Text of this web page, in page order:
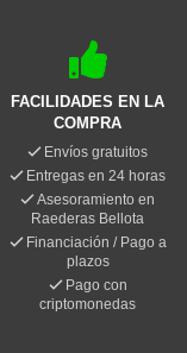
FACILIDADES EN LA
COMPRA
Envíos gratuitos
Entregas en 24 horas
Asesoramiento en
Raederas Bellota
Financiación / Pago a
plazos
Pago con
criptomonedas